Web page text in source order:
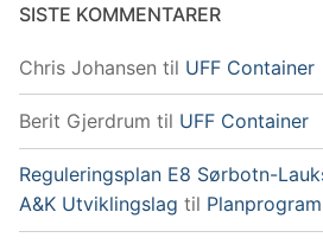
SISTE KOMMENTARER
Chris Johansen til UFF Container
Berit Gjerdrum til UFF Container
Reguleringsplan E8 Sørbotn-
A&K Utviklingslag til